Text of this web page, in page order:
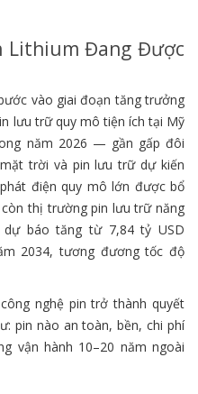
Lithium Đang Được
vào giai đoạn tăng trưởng
lưu trữ quy mô tiện ích tại Mỹ
năm 2026 — gần gấp đôi
trời và pin lưu trữ dự kiến
điện quy mô lớn được bổ
thị trường pin lưu trữ năng
báo tăng từ 7,84 tỷ USD
2034, tương đương tốc độ
nghệ pin trở thành quyết
pin nào an toàn, bền, chi phí
vận hành 10–20 năm ngoài